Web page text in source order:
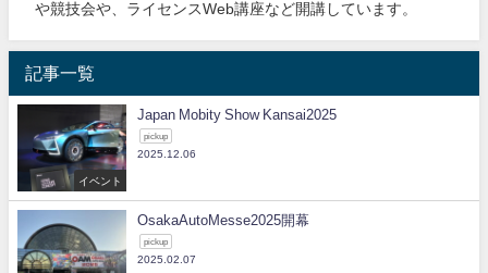
や競技会や、ライセンスWeb講座など開講しています。
記事一覧
イベント
Japan Mobity Show Kansai2025
pickup
2025.12.06
OsakaAutoMesse2025開幕
pickup
2025.02.07